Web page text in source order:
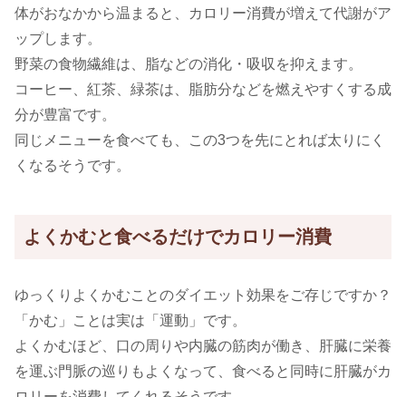
体がおなかから温まると、カロリー消費が増えて代謝がア
ップします。
野菜の食物繊維は、脂などの消化・吸収を抑えます。
コーヒー、紅茶、緑茶は、脂肪分などを燃えやすくする成
分が豊富です。
同じメニューを食べても、この3つを先にとれば太りにく
くなるそうです。
よくかむと食べるだけでカロリー消費
ゆっくりよくかむことのダイエット効果をご存じですか？
「かむ」ことは実は「運動」です。
よくかむほど、口の周りや内臓の筋肉が働き、肝臓に栄養
を運ぶ門脈の巡りもよくなって、食べると同時に肝臓がカ